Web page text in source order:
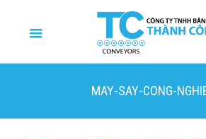
MAY-SAY-CONG-